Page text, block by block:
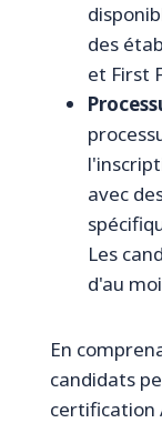
des
et First
avec
Les
d'au
En
candidats
certification